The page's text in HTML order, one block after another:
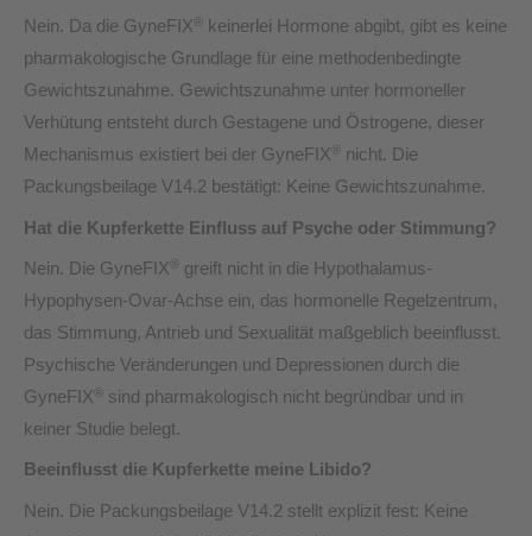
Nein. Da die GyneFIX ®
keinerlei Hormone abgibt, gibt es keine
pharmakologische Grundlage für eine methodenbedingte
Gewichtszunahme. Gewichtszunahme unter hormoneller
Verhütung entsteht durch Gestagene und Östrogene, dieser
Mechanismus existiert bei der GyneFIX ® nicht. Die
Packungsbeilage V14.2 bestätigt: Keine Gewichtszunahme.
Hat die Kupferkette Einfluss auf Psyche oder Stimmung?
Nein. Die GyneFIX ® greift nicht in die Hypothalamus-
Hypophysen-Ovar-Achse ein, das hormonelle Regelzentrum,
das Stimmung, Antrieb und Sexualität maßgeblich beeinflusst.
Psychische Veränderungen und Depressionen durch die
GyneFIX ® sind pharmakologisch nicht begründbar und in
keiner Studie belegt.
Beeinflusst die Kupferkette meine Libido?
Nein. Die Packungsbeilage V14.2 stellt explizit fest: Keine